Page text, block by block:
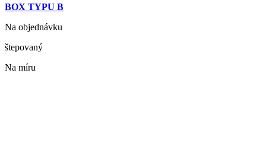
BOX TYPU B
Na objednávku
štepovaný
Na míru